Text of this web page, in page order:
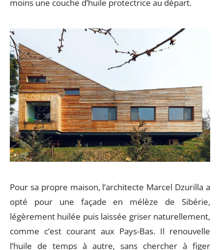
moins une couche d’huile protectrice au départ.
Pour sa propre maison, l’architecte Marcel Dzurilla a
opté pour une façade en mélèze de Sibérie,
légèrement huilée puis laissée griser naturellement,
comme c’est courant aux Pays-Bas. Il renouvelle
l’huile de temps à autre, sans chercher à figer